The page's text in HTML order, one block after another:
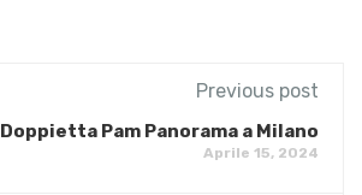
Previous post
Doppietta Pam Panorama a Milano
Aprile 15, 2024